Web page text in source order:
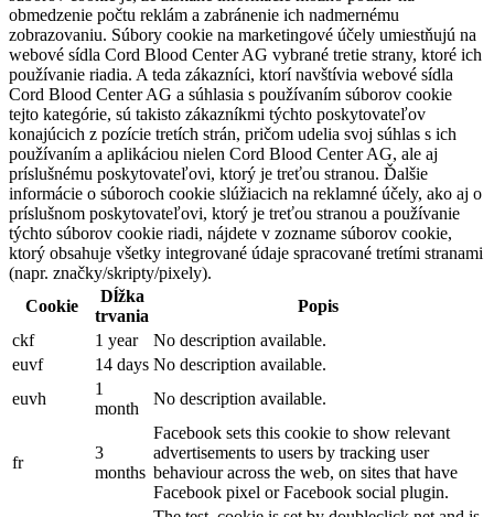
obmedzenie počtu reklám a zabránenie ich nadmernému
zobrazovaniu. Súbory cookie na marketingové účely umiestňujú na
webové sídla Cord Blood Center AG vybrané tretie strany, ktoré ich
používanie riadia. A teda zákazníci, ktorí navštívia webové sídla
Cord Blood Center AG a súhlasia s používaním súborov cookie
tejto kategórie, sú takisto zákazníkmi týchto poskytovateľov
konajúcich z pozície tretích strán, pričom udelia svoj súhlas s ich
používaním a aplikáciou nielen Cord Blood Center AG, ale aj
príslušnému poskytovateľovi, ktorý je treťou stranou. Ďalšie
informácie o súboroch cookie slúžiacich na reklamné účely, ako aj o
príslušnom poskytovateľovi, ktorý je treťou stranou a používanie
týchto súborov cookie riadi, nájdete v zozname súborov cookie,
ktorý obsahuje všetky integrované údaje spracované tretími stranami
(napr. značky/skripty/pixely).
Cookie
Dĺžka
trvania
Popis
ckf
1 year
No description available.
euvf
14 days No description available.
euvh
1
month
No description available.
fr
3
months
Facebook sets this cookie to show relevant
advertisements to users by tracking user
behaviour across the web, on sites that have
Facebook pixel or Facebook social plugin.